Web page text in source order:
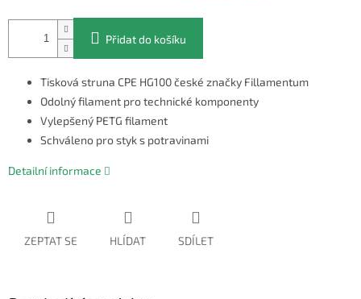
Přidat do košíku
Tisková struna CPE HG100 české značky Fillamentum
Odolný filament pro technické komponenty
Vylepšený PETG filament
Schváleno pro styk s potravinami
Detailní informace
ZEPTAT SE HLÍDAT SDÍLET